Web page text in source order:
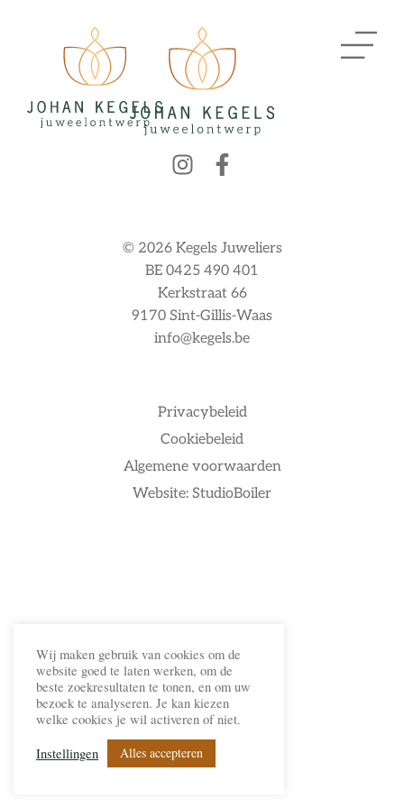
Privacybeleid
Cookiebeleid
Algemene voorwaarden
Website: StudioBoiler
© 2026 Kegels Juweliers
BE 0425 490 401
Kerkstraat 66
9170 Sint-Gillis-Waas
info@kegels.be
Wij maken gebruik van cookies om de
website goed te laten werken, om de
beste zoekresultaten te tonen, en om uw
bezoek te analyseren. Je kan kiezen
welke cookies je wil activeren of niet.
Instellingen
Alles accepteren